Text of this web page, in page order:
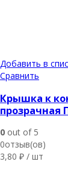
Добавить в
Сравнить
Крышка к
прозрачная
0 out of 5
0отзыв(ов)
3,80 ₽ / шт